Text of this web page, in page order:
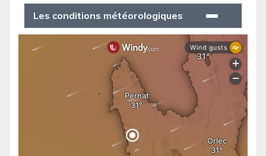
Les conditions météorologiques